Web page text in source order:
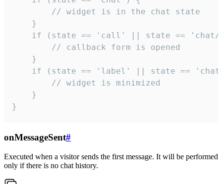
        // widget is in the chat state
    }
if (state == 'call' || state ==
        // callback form is opened
    }
if (state == 'label' || state ==
        // widget is minimized
    }
}
onMessageSent#
Executed when a visitor sends the first message. It will be performed
only if there is no chat history.